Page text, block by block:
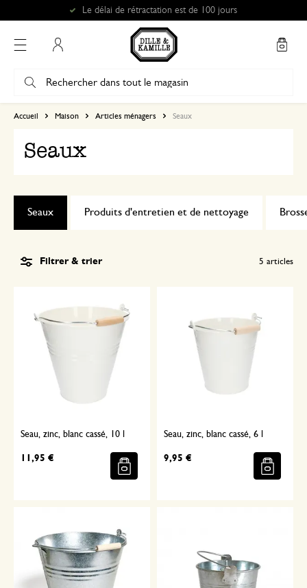
Le délai de rétractation est de 100 jours
Accueil Maison Articles ménagers Seaux
Seaux
Produits d'entretien et de nettoyage
Seaux
Filtrer & trier 5 articles
Seau, zinc, blanc cassé, 10 l
11,95 €
Seau, zinc, blanc cassé, 6 l
9,95 €